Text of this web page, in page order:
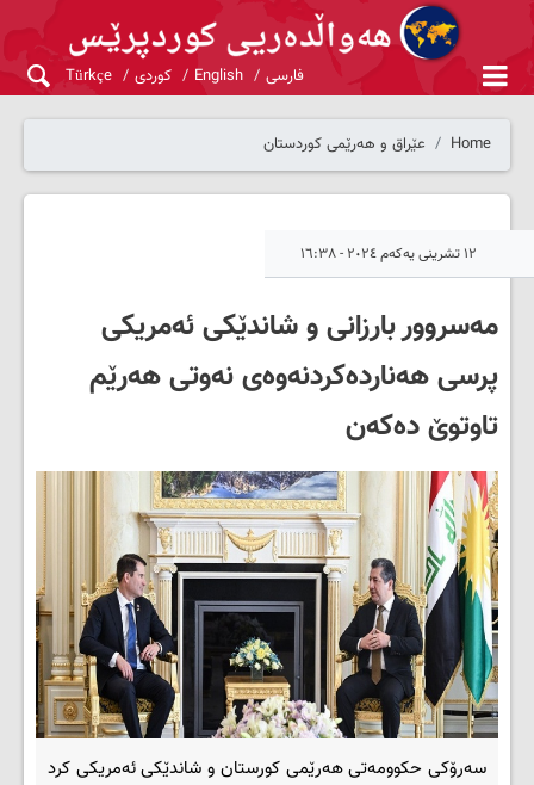
فارسی English کوردی Türkçe
Home عێراق و هەرێمی کوردستان
١٢ تشرینی یەکەم ٢٠٢٤ - ١٦:٣٨
مەسروور بارزانی و شاندێکی ئەمریکی
پرسی هەناردەکردنەوەی نەوتی هەرێم
تاوتوێ دەکەن
سەرۆكی حكوومەتی هەرێمی كورستان و شاندێکی ئەمریکی کرد